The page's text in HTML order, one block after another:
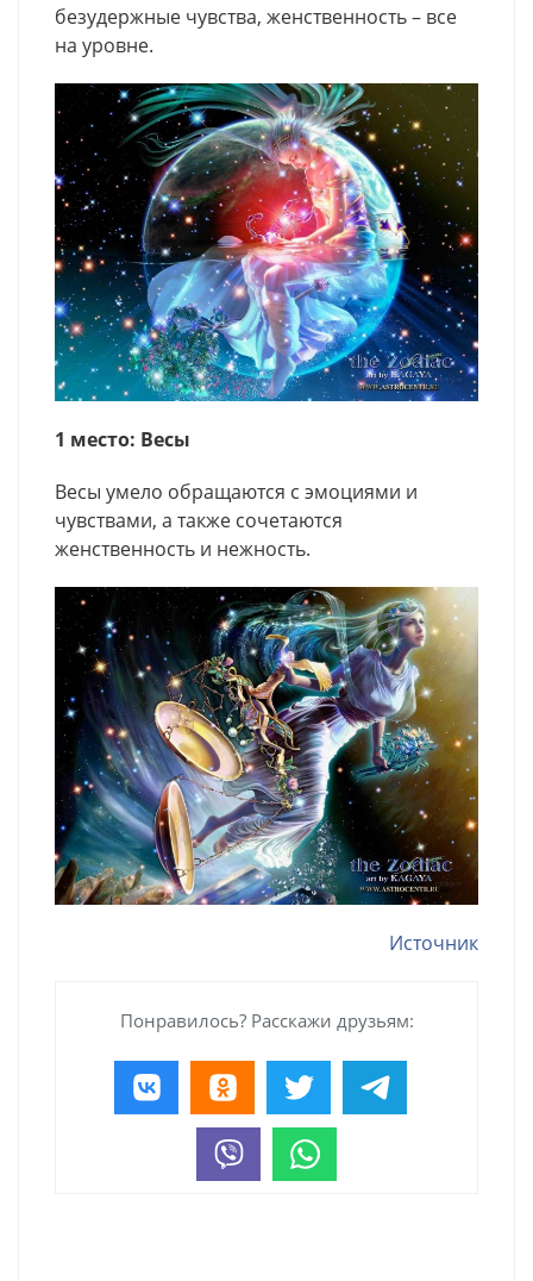
безудержные чувства, женственность – все
на уровне.
1 место: Весы
Весы умело обращаются с эмоциями и
чувствами, а также сочетаются
женственность и нежность.
Источник
Понравилось? Расскажи друзьям: